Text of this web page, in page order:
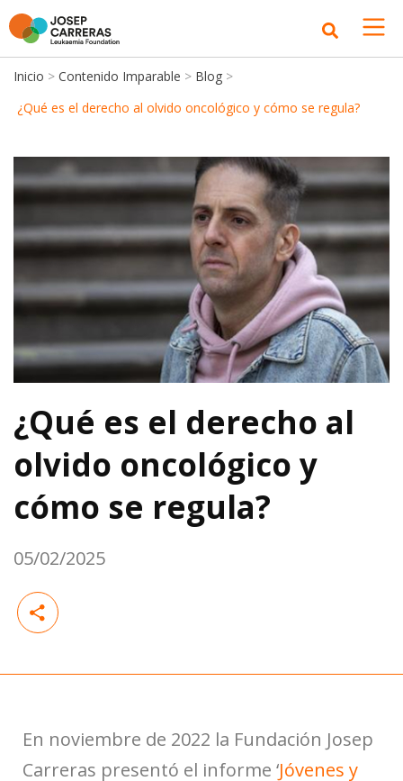
Inicio > Contenido Imparable > Blog >
¿Qué es el derecho al olvido oncológico y cómo se regula?
¿Qué es el derecho al
olvido oncológico y
cómo se regula?
05/02/2025
En noviembre de 2022 la Fundación Josep
Carreras presentó el informe ‘Jóvenes y